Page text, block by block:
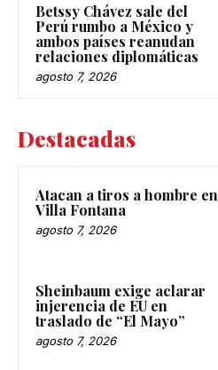
Betssy Chávez sale del
Perú rumbo a México y
ambos países reanudan
relaciones diplomáticas
agosto 7, 2026
Destacadas
Atacan a tiros a hombre en
Villa Fontana
agosto 7, 2026
Sheinbaum exige aclarar
injerencia de EU en
traslado de “El Mayo”
agosto 7, 2026